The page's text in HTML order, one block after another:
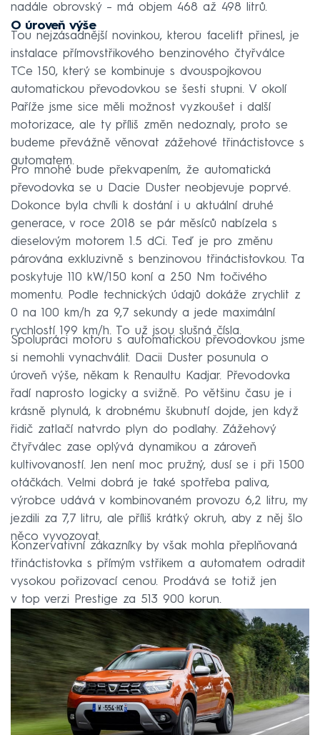
nadále obrovský – má objem 468 až 498 litrů.
O úroveň výše
Tou nejzásadnější novinkou, kterou facelift přinesl, je
instalace přímovstřikového benzinového čtyřválce
TCe 150, který se kombinuje s dvouspojkovou
automatickou převodovkou se šesti stupni. V okolí
Paříže jsme sice měli možnost vyzkoušet i další
motorizace, ale ty příliš změn nedoznaly, proto se
budeme převážně věnovat zážehové třináctistovce s
automatem.
Pro mnohé bude překvapením, že automatická
převodovka se u Dacie Duster neobjevuje poprvé.
Dokonce byla chvíli k dostání i u aktuální druhé
generace, v roce 2018 se pár měsíců nabízela s
dieselovým motorem 1.5 dCi. Teď je pro změnu
párována exkluzivně s benzinovou třináctistovkou. Ta
poskytuje 110 kW/150 koní a 250 Nm točivého
momentu. Podle technických údajů dokáže zrychlit z
0 na 100 km/h za 9,7 sekundy a jede maximální
rychlostí 199 km/h. To už jsou slušná čísla.
Spolupráci motoru s automatickou převodovkou jsme
si nemohli vynachválit. Dacii Duster posunula o
úroveň výše, někam k Renaultu Kadjar. Převodovka
řadí naprosto logicky a svižně. Po většinu času je i
krásně plynulá, k drobnému škubnutí dojde, jen když
řidič zatlačí natvrdo plyn do podlahy. Zážehový
čtyřválec zase oplývá dynamikou a zároveň
kultivovaností. Jen není moc pružný, dusí se i při 1500
otáčkách. Velmi dobrá je také spotřeba paliva,
výrobce udává v kombinovaném provozu 6,2 litru, my
jezdili za 7,7 litru, ale příliš krátký okruh, aby z něj šlo
něco vyvozovat.
Konzervativní zákazníky by však mohla přeplňovaná
třináctistovka s přímým vstřikem a automatem odradit
vysokou pořizovací cenou. Prodává se totiž jen
v top verzi Prestige za 513 900 korun.